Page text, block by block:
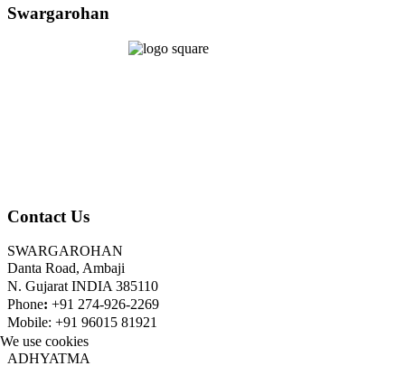
Swargarohan
Contact Us
SWARGAROHAN
Danta Road, Ambaji
N. Gujarat INDIA 385110
Phone: +91 274-926-2269
Mobile: +91 96015 81921
ADHYATMA
We use cookies